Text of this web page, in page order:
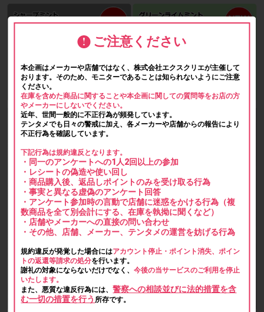
ご注意ください
本企画はメーカーや店舗ではなく、株式会社エクスクリエが主催して
おります。そのため、モニターであることは知られないようにご注意
ください。
在庫を含めた商品に関することや本企画に関しての質問等をお店の方
やメーカーにしないでください。
近年、世間一般的に不正行為が頻発しています。
テンタメでも日々の警戒に加え、各メーカーや店舗からの報告により
不正行為を確認しています。
下記行為は規約違反となります。
・同一のアンケートへの1人2回以上の参加
・レシートの偽造や使い回し
・商品購入後、返品しポイントのみを受け取る行為
・事実と異なる虚偽のアンケート回答
・アンケート参加時の言動で店舗に迷惑をかける行為（複
数商品を全て別会計にする、在庫を執拗に聞くなど）
・店舗やメーカーへの直接の問い合わせ
・その他、店舗、メーカー、テンタメの運営を妨げる行為
規約違反が発覚した場合にはアカウント停止・ポイント消失、ポイン
トの返還等請求の処分を行います。
謝礼の対象にならないだけでなく、今後の当サービスのご利用を停止
いたします。
また、悪質な違反行為には、警察への相談並びに法的措置を含
む一切の措置を行う 所存です。